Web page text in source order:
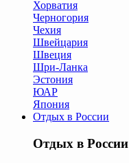
Хорватия
Черногория
Чехия
Швейцария
Швеция
Шри-Ланка
Эстония
ЮАР
Япония
Отдых в России
Отдых в России